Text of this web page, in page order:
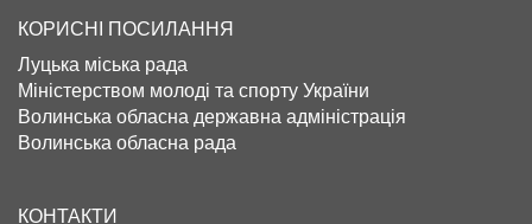
КОРИСНІ ПОСИЛАННЯ
Луцька міська рада
Міністерством молоді та спорту України
Волинська обласна державна адміністрація
Волинська обласна рада
КОНТАКТИ